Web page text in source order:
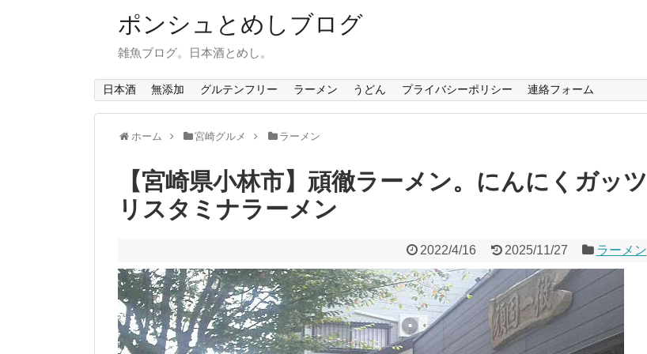
ポンシュとめしブログ
雑魚ブログ。日本酒とめし。
日本酒 無添加 グルテンフリー ラーメン うどん プライバシーポリシー 連絡フォーム
ホーム 宮崎グルメ ラーメン
【宮崎県小林市】頑徹ラーメン。にんにくガッツ
リスタミナラーメン
2022/4/16 2025/11/27 ラーメン